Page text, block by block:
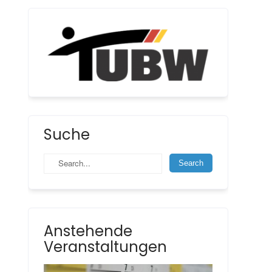
Suche
Anstehende
Veranstaltungen